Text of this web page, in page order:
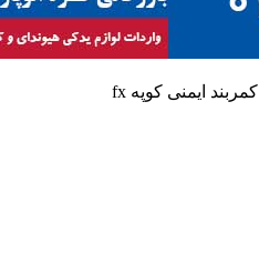
کمربند ایمنی کوپه fx